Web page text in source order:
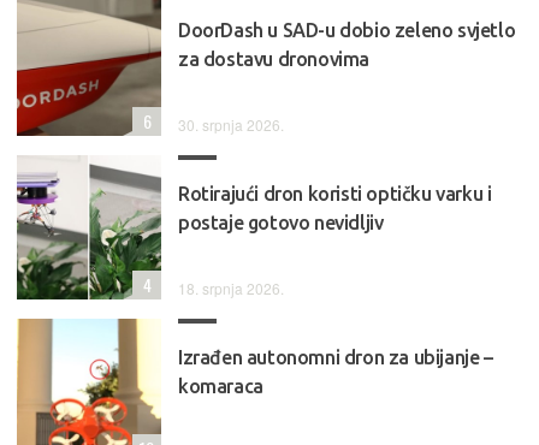
DoorDash u SAD-u dobio zeleno svjetlo
za dostavu dronovima
30. srpnja 2026.
6
Rotirajući dron koristi optičku varku i
postaje gotovo nevidljiv
18. srpnja 2026.
4
Izrađen autonomni dron za ubijanje –
komaraca